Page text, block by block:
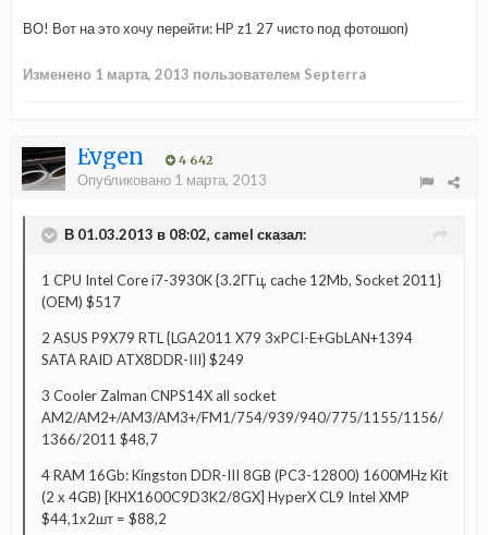
ВО! Вот на это хочу перейти: HP z1 27 чисто под фотошоп)
Изменено 1 марта, 2013 пользователем Septerra
Evgen 4 642
Опубликовано 1 марта, 2013
В 01.03.2013 в 08:02, camel сказал:
1 CPU Intel Core i7-3930K {3.2ГГц, cache 12Mb, Socket 2011}
(OEM) $517
2 ASUS P9X79 RTL {LGA2011 X79 3xPCI-E+GbLAN+1394
SATA RAID ATX8DDR-III} $249
3 Cooler Zalman CNPS14X all socket
AM2/AM2+/AM3/AM3+/FM1/754/939/940/775/1155/1156/
1366/2011 $48,7
4 RAM 16Gb: Kingston DDR-III 8GB (PC3-12800) 1600MHz Kit
(2 x 4GB) [KHX1600C9D3K2/8GX] HyperX CL9 Intel XMP
$44,1х2шт = $88,2